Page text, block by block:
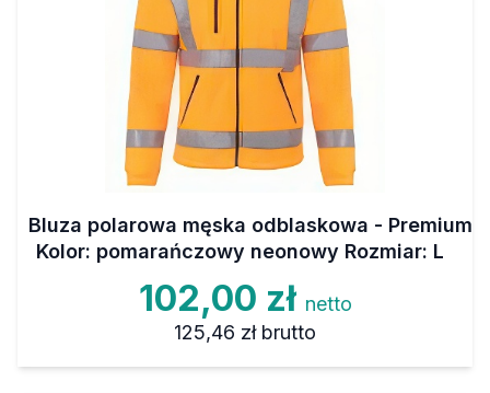
Bluza polarowa męska odblaskowa - Premium
Kolor: pomarańczowy neonowy Rozmiar: L
102,00 zł netto
125,46 zł brutto